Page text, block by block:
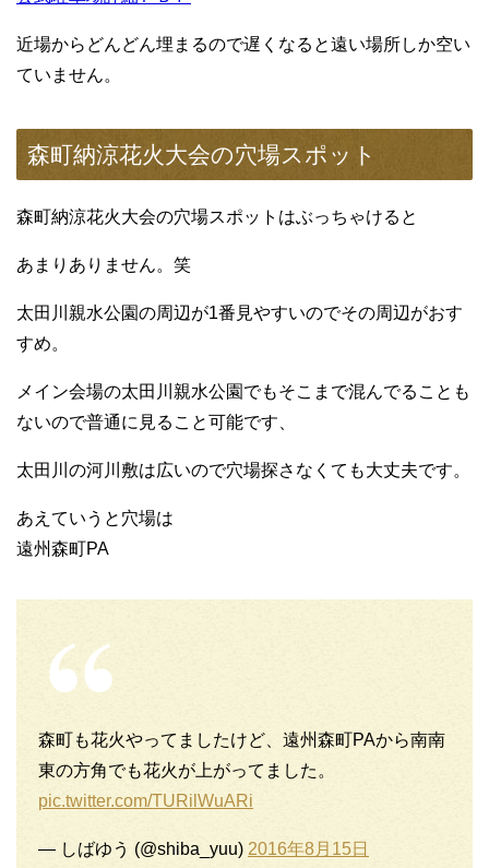
近場からどんどん埋まるので遅くなると遠い場所しか空い
ていません。
森町納涼花火大会の穴場スポット
森町納涼花火大会の穴場スポットはぶっちゃけると
あまりありません。笑
太田川親水公園の周辺が1番見やすいのでその周辺がおす
すめ。
メイン会場の太田川親水公園でもそこまで混んでることも
ないので普通に見ること可能です、
太田川の河川敷は広いので穴場探さなくても大丈夫です。
あえていうと穴場は
遠州森町PA
森町も花火やってましたけど、遠州森町PAから南南
東の方角でも花火が上がってました。
pic.twitter.com/TURilWuARi
— しばゆう (@shiba_yuu) 2016年8月15日